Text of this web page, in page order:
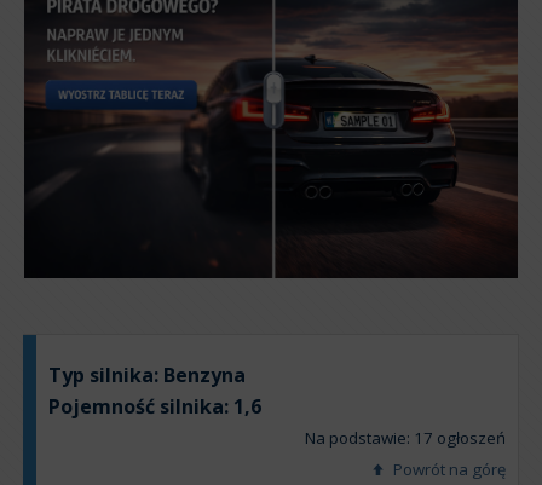
Typ silnika: Benzyna
Pojemność silnika: 1,6
Na podstawie: 17 ogłoszeń
Powrót na górę